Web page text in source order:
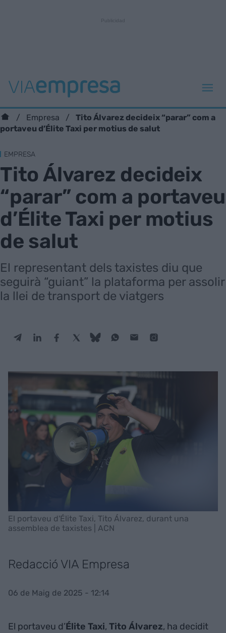
Empresa
Tito Álvarez decideix “parar” com a
portaveu d’Élite Taxi per motius de salut
EMPRESA
Tito Álvarez decideix
“parar” com a portaveu
d’Élite Taxi per motius
de salut
El representant dels taxistes diu que
seguirà “guiant” la plataforma per assolir
la llei de transport de viatgers
El portaveu d'Élite Taxi, Tito Álvarez, durant una
assemblea de taxistes | ACN
Redacció VIA Empresa
06 de Maig de 2025 - 12:14
El portaveu d’Élite Taxi, Tito Álvarez, ha decidit